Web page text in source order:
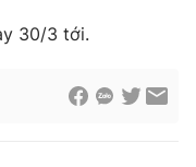
30/3 tới.